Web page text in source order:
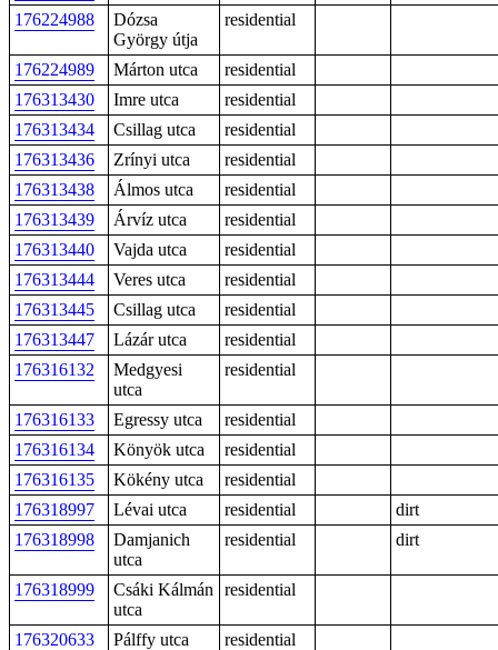
176224988
Dózsa
György útja
residential
176224989 Márton utca
residential
176313430
Imre utca
residential
176313434
Csillag utca
residential
176313436
Zrínyi utca
residential
176313438
Álmos utca
residential
176313439
Árvíz utca
residential
176313440
Vajda utca
residential
176313444
Veres utca
residential
176313445
Csillag utca
residential
176313447
Lázár utca
residential
176316132
Medgyesi
utca
residential
176316133 Egressy utca
residential
176316134
Könyök utca
residential
176316135
Kökény utca
residential
176318997
Lévai utca residential
dirt
176318998
Damjanich
utca
residential dirt
176318999
Csáki Kálmán
utca
residential
176320633 Pálffy utca
residential